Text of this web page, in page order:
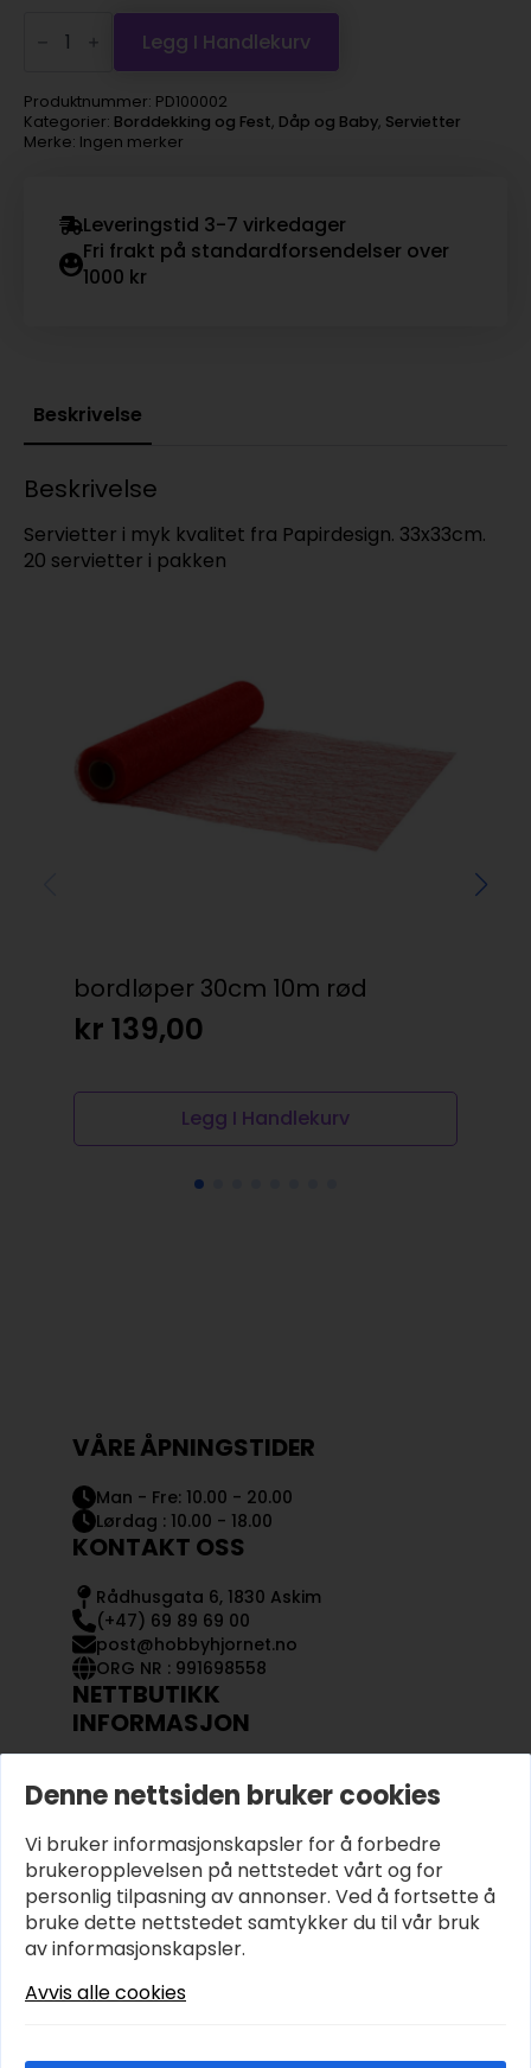
Legg I Handlekurv
Produktnummer: PD100002
Kategorier: Borddekking og Fest, Dåp og Baby, Servietter
Merke: Ingen merker
Leveringstid 3-7 virkedager
Fri frakt på standardforsendelser over
1000 kr
Beskrivelse
Beskrivelse
Servietter i myk kvalitet fra Papirdesign. 33x33cm.
20 servietter i pakken
bordløper 30cm 10m rød
kr 139,00
Legg I Handlekurv
VÅRE ÅPNINGSTIDER
Man - Fre: 10.00 - 20.00
Lørdag : 10.00 - 18.00
KONTAKT OSS
Rådhusgata 6, 1830 Askim
(+47) 69 89 69 00
post@hobbyhjornet.no
ORG NR : 991698558
NETTBUTIKK
INFORMASJON
OM OSS
KJØPSVILKÅR OG BETINGELSER
PERSONVERN
Denne nettsiden bruker cookies
Vi bruker informasjonskapsler for å forbedre
brukeropplevelsen på nettstedet vårt og for
personlig tilpasning av annonser. Ved å fortsette å
bruke dette nettstedet samtykker du til vår bruk
av informasjonskapsler.
Avvis alle cookies